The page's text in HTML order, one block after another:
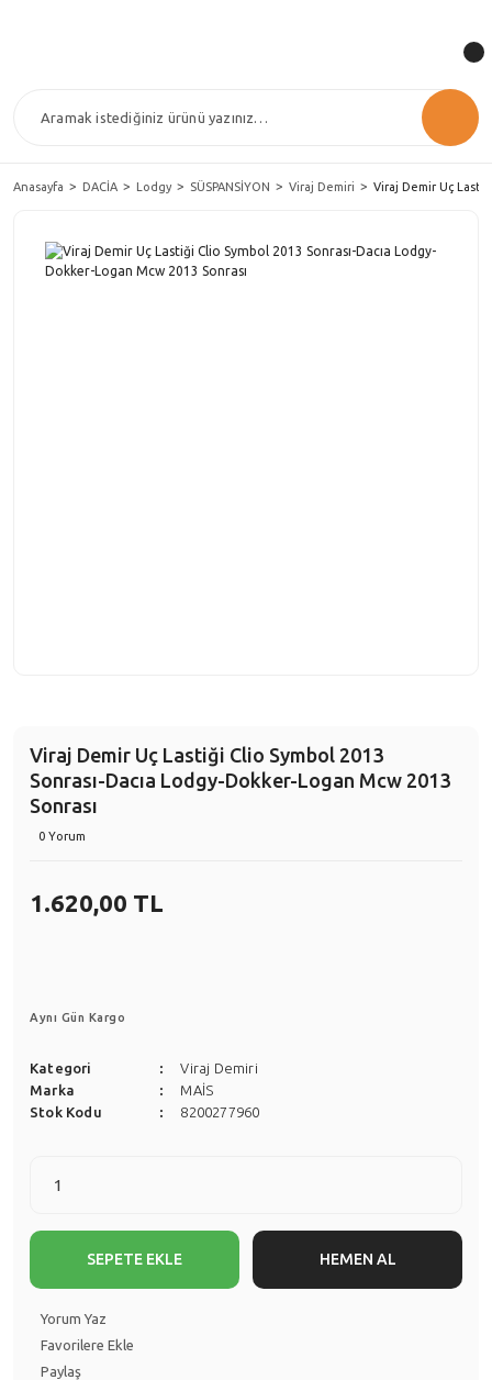
Anasayfa DACİA Lodgy SÜSPANSİYON Viraj Demiri Viraj Demir Uç
Viraj Demir Uç Lastiği Clio Symbol 2013
Sonrası-Dacıa Lodgy-Dokker-Logan Mcw 2013
Sonrası
0 Yorum
1.620,00 TL
Aynı Gün Kargo
Kategori
Viraj Demiri
Marka
MAİS
Stok Kodu
8200277960
SEPETE EKLE HEMEN AL
Yorum Yaz
Paylaş